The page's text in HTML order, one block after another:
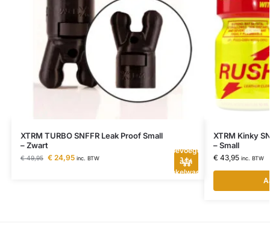
XTRM TURBO SNFFR Leak Proof Small
– Zwart
€49,95 €24,95 inc. BTW
Toevoegen
aan
winkelwagen
XTRM Kinky
– Small
€43,95 inc. BTW